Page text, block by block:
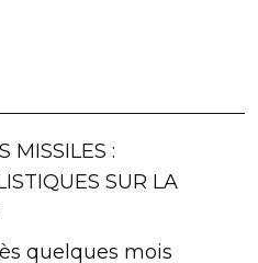
MISSILES :
SUR LA
quelques mois